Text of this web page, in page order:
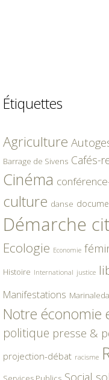
Étiquettes
Agriculture
Barrage de Sivens Cafés-
Cinéma
culture danse
Démarche
Ecologie Economie
Histoire International justice
Manifestations Marinaleda
Notre économie
politique presse &
projection-débat racisme
Social